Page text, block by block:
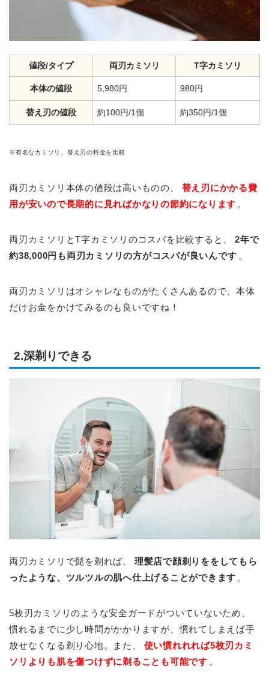
値段/タイプ 両刃カミソリ T字カミソリ
本体の値段 5,980円 980円
替え刃の値段 約100円/1個 約350円/1個
※有名なカミソリ、替え刃の料金を比較
両刃カミソリ本体の値段は高いものの、
替え刃にかかる費
用が安いので長期的に見ればかなりの節約になります 。
両刃カミソリとT字カミソリのコスパを比較すると、
2年で
約38,000円も両刃カミソリの方がコスパが良いんです 。
両刃カミソリはオシャレなものがたくさんあるので、本体
だけお金をかけてみるのも良いですね！
2.深剃りできる
両刃カミソリで髭を剃れば、
理髪店で顔剃りををしてもら
ったような、ツルツルの肌へ仕上げることができます 。
5枚刃カミソリのような安全ガードがついていないため、
慣れるまでに少し時間がかかりますが、慣れてしまえば手
放せなくなる剃り心地。また、
使い慣れれれば5枚刃カミ
ソリよりも肌を傷つけずに剃ることも可能です 。